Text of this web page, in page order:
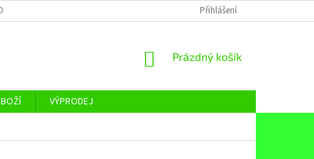
ÚDAJŮ Přihlášení
NÁKUPNÍ
Prázdný košík
VÝPRODEJ